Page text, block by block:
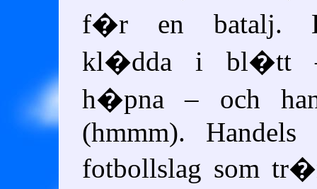
f�r en batalj.
kl�dda i bl�tt
h�pna – och
(hmmm).
fotbollslag som